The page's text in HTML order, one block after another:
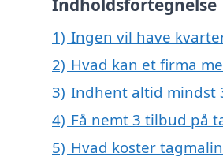
Indholdsfortegnelse
1) Ingen vil have
2) Hvad kan et firma
3) Indhent altid mindst
4) Få nemt 3 tilbud på
5) Hvad koster